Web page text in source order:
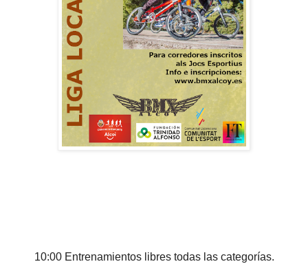
10:00 Entrenamientos libres todas las categorías.